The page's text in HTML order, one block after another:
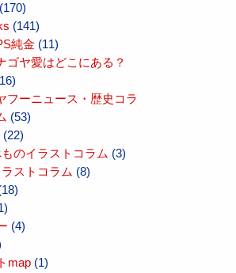
(170)
(141)
純金 (11)
ゴヤ愛はどこにある？
フーニュース・歴史コラ
(53)
(22)
のイラストコラム (3)
ストコラム (8)
(4)
map(1)